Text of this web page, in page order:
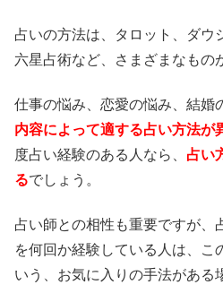
占いの方法は、タロット、ダウ
六星占術など、さまざまなもの
仕事の悩み、恋愛の悩み、結婚
内容によって適する占い方法が
度占い経験のある人なら、 占い
るでしょう。
占い師との相性も重要ですが、
を何回か経験している人は、こ
いう、お気に入りの手法がある